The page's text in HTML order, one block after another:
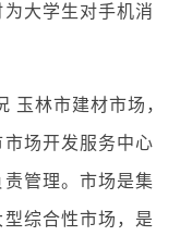
大学生对手机消
玉林市建材市场，
场开发服务中心
管理。市场是集
综合性市场，是